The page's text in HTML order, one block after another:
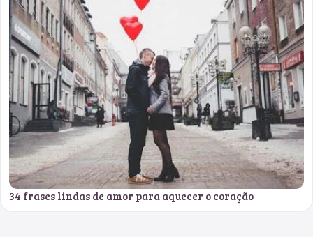
34 frases lindas de amor para aquecer o coração